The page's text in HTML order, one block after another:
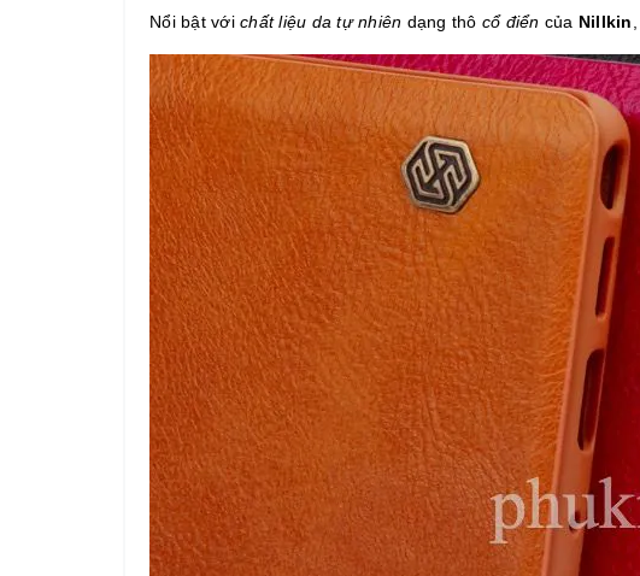
Nổi bật với chất liệu da tự nhiên dạng thô cổ điển của Nillkin